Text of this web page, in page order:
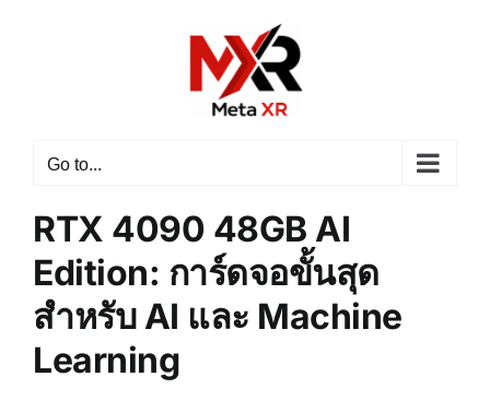
Go to...
RTX 4090 48GB AI
Edition: การ์ดจอขั้นสุด
สำหรับ AI และ Machine
Learning